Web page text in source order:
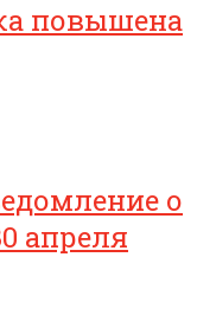
повышена
о
апреля